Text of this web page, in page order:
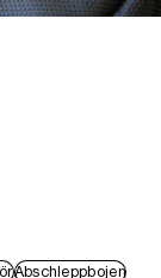
Abschleppbojen